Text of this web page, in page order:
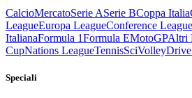
CalcioMercatoSerie ASerie BCoppa Italia
LeagueEuropa LeagueConference League
ItalianaFormula 1Formula EMotoGPAltri
CupNations LeagueTennisSciVolley
Speciali